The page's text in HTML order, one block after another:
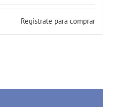
Registrate para comprar